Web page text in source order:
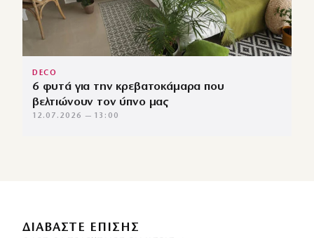
DECO
6 φυτά για την κρεβατοκάμαρα που
βελτιώνουν τον ύπνο μας
12.07.2026 — 13:00
ΔΙΑΒΑΣΤΕ ΕΠΙΣΗΣ